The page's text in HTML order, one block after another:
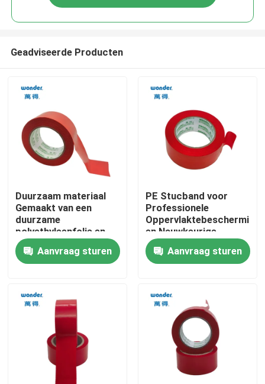
Thuis
Producten
Video's
Over ons
Fabriekstocht
Geadviseerde Producten
Duurzaam materiaal
Gemaakt van een
duurzame
polyethyleenfolie en
bekleed met een
sterke lijm die een
langdurige
garandeert
Aanvraag sturen
PE Stucband voor
Professionele
Oppervlaktebescherming
en Nauwkeurige
Resultaten bij
Decoratieve
Lijnmarkering
Aanvraag sturen